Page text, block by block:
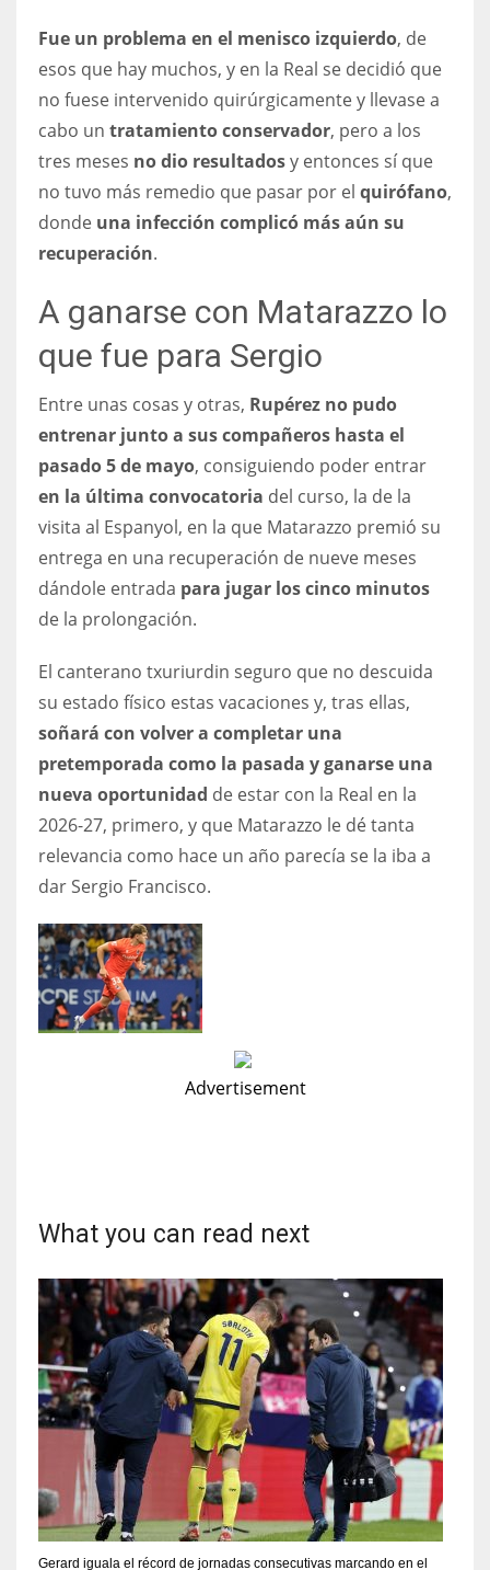
24
MIA
17
DAL
22
26
Fue un problema en el menisco izquierdo, de
esos que hay muchos, y en la Real se decidió que
no fuese intervenido quirúrgicamente y llevase a
cabo un tratamiento conservador, pero a los
tres meses no dio resultadosy entonces sí que
no tuvo más remedio que pasar por el quirófano,
donde una infección complicó más aún su
recuperación.
A ganarse con Matarazzo lo
que fue para Sergio
Entre unas cosas y otras, Rupérez no pudo
entrenar junto a sus compañeros hasta el
pasado 5 de mayo, consiguiendo poder entrar
en la última convocatoria del curso, la de la
visita al Espanyol, en la que Matarazzo premió su
entrega en una recuperación de nueve meses
dándole entrada para jugar los cinco minutos
de la prolongación.
El canterano txuriurdin seguro que no descuida
su estado físico estas vacaciones y, tras ellas,
soñará con volver a completar una
pretemporada como la pasada y ganarse una
nueva oportunidad de estar con la Real en la
2026-27, primero, y que Matarazzo le dé tanta
relevancia como hace un año parecía se la iba a
dar Sergio Francisco.
Advertisement
What you can read next
Gerard iguala el récord de jornadas consecutivas marcando en el